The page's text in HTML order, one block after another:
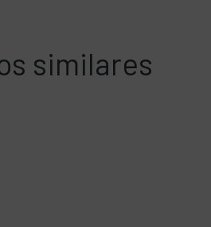
similares